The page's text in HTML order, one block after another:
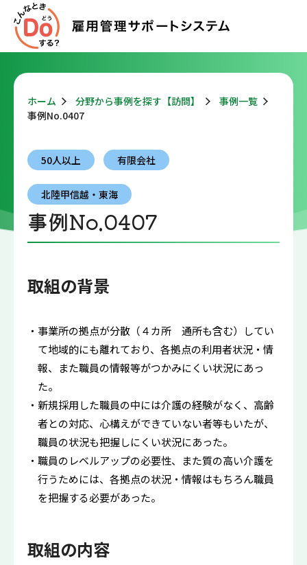
ホーム 分野から事例を探す【訪問】
事例一覧
事例No.0407
50人以上 有限会社
北陸甲信越・東海
事例No.0407
取組の背景
事業所の拠点が分散（４カ所 通所も含む）してい
て地域的にも離れており、各拠点の利用者状況・情
報、また職員の情報等がつかみにくい状況にあっ
た。
新規採用した職員の中には介護の経験がなく、高齢
者との対応、心構えができていない者等もいたが、
職員の状況も把握しにくい状況にあった。
職員のレベルアップの必要性、また質の高い介護を
行うためには、各拠点の状況・情報はもちろん職員
を把握する必要があった。
取組の内容